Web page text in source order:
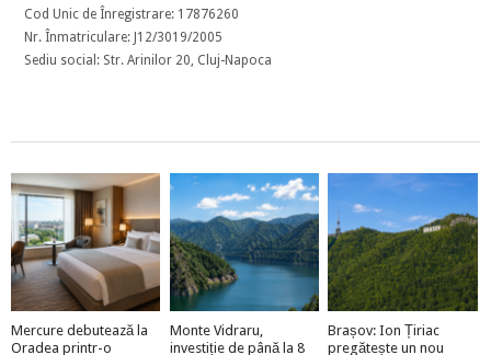
Cod Unic de Înregistrare: 17876260
Nr. Înmatriculare: J12/3019/2005
Sediu social: Str. Arinilor 20, Cluj-Napoca
Mercure debutează la
Oradea printr-o
Monte Vidraru,
investiție de până la 8
Brașov: Ion Țiriac
pregătește un nou